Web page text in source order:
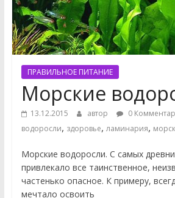
ПРАВИЛЬНОЕ ПИТАНИЕ
Морские
13.12.2015 автор 0
водоросли, здоровье, ламинария,
Морские водоросли. С самых
привлекало все таинственное,
частенько опасное. К примеру,
мечтало освоить